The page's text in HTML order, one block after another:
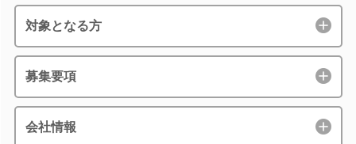
対象となる方
募集要項
会社情報